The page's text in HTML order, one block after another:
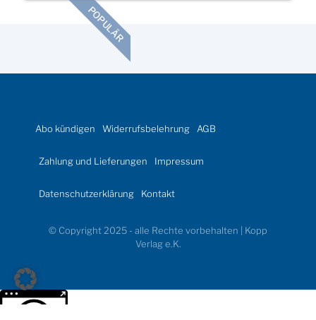
POPULÄR
Abo kündigen Widerrufsbelehrung AGB
Zahlung und Lieferungen Impressum
Datenschutzerklärung Kontakt
© Copyright 2025 - alle Rechte vorbehalten | Kopp
Verlag e.K.
Weitere Informationen über den gesperrten Inhalt.